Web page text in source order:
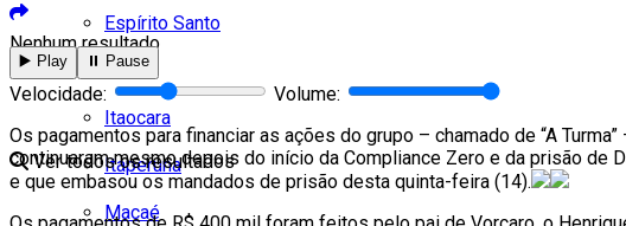
Espírito Santo
Italva
Itaocara
Itaperuna
Macaé
Nenhum resultado
Ver todos os resultados
▶️ Play ⏸️ Pause
Velocidade:
Volume:
Os pagamentos para financiar as ações do grupo – chamado de “A
continuaram mesmo depois do início da Compliance Zero e da prisão de
e que embasou os mandados de prisão desta quinta-feira (14).